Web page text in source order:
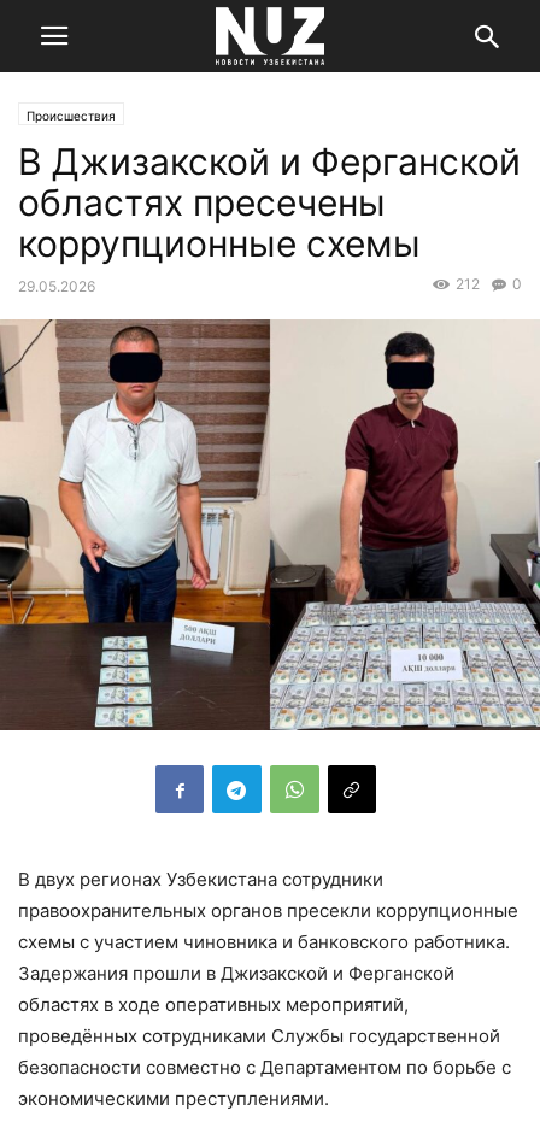
Происшествия
В Джизакской и Ферганской
областях пресечены
коррупционные схемы
29.05.2026 0
212
В двух регионах Узбекистана сотрудники
правоохранительных органов пресекли коррупционные
схемы с участием чиновника и банковского работника.
Задержания прошли в Джизакской и Ферганской
областях в ходе оперативных мероприятий,
проведённых сотрудниками Службы государственной
безопасности совместно с Департаментом по борьбе с
экономическими преступлениями.